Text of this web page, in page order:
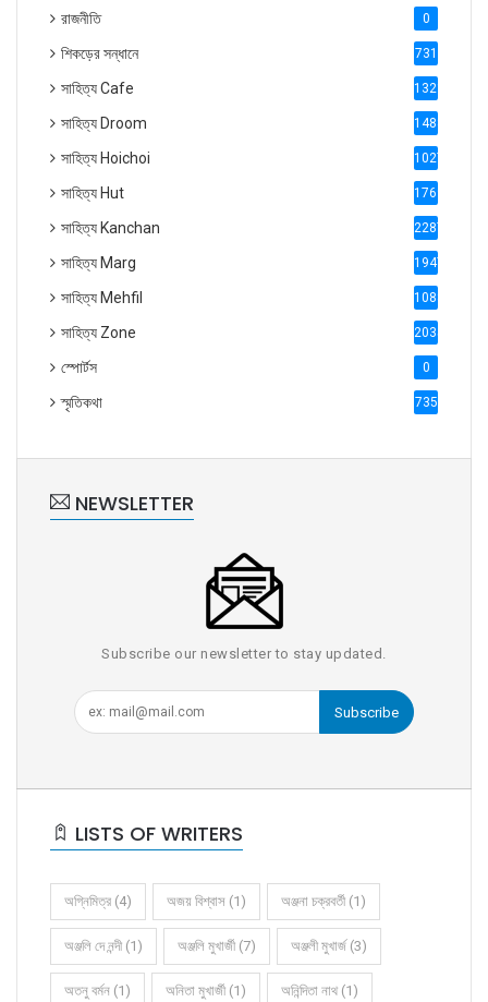
রাজনীতি 0
শিকড়ের সন্ধানে 731
সাহিত্য Cafe 1321
সাহিত্য Droom 1488
সাহিত্য Hoichoi 1027
সাহিত্য Hut 1769
সাহিত্য Kanchan 2287
সাহিত্য Marg 1947
সাহিত্য Mehfil 1088
সাহিত্য Zone 2035
স্পোর্টস 0
স্মৃতিকথা 735
NEWSLETTER
Subscribe our newsletter to stay updated.
Subscribe
LISTS OF WRITERS
অগ্নিমিত্র (4) অজয় বিশ্বাস (1) অঞ্জনা চক্রবর্তী (1)
অঞ্জলি দে নন্দী (1) অঞ্জলি মুখার্জী (7) অঞ্জলী মুখার্জ (3)
অতনু বর্মন (1) অনিতা মুখার্জী (1) অনিন্দিতা নাথ (1)